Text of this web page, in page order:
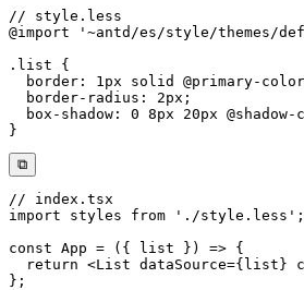
⧉
// index.tsx
import styles from './style.less' ;
const App = ( { list } ) => {
return <List dataSource={list}
} ;